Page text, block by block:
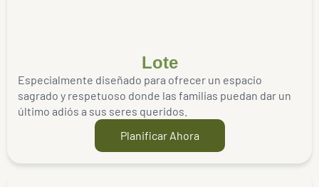
Lote
Especialmente diseñado para ofrecer un espacio
sagrado y respetuoso donde las familias puedan dar un
último adiós a sus seres queridos.
Planificar Ahora